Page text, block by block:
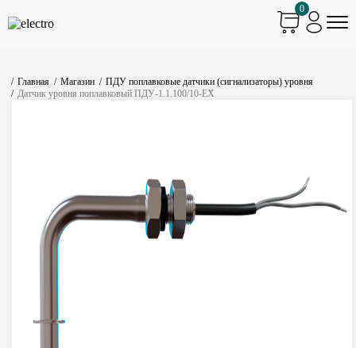
0
Главная Магазин
ПДУ поплавковые датчики (сигнализаторы) уровня
Датчик уровня поплавковый ПДУ-1.1.100/10-ЕХ